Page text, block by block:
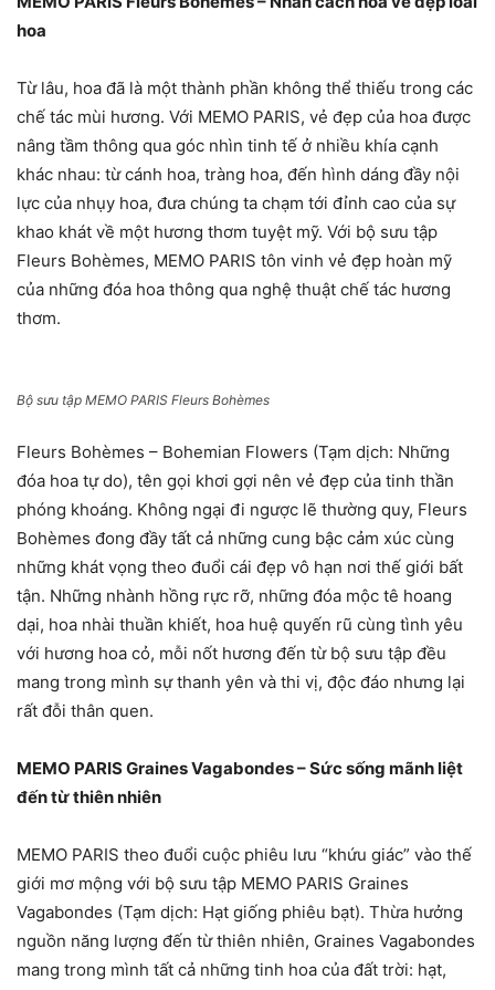
hoa
Từ lâu, hoa đã là một thành phần không thể thiếu trong các
chế tác mùi hương. Với MEMO PARIS, vẻ đẹp của hoa được
nâng tầm thông qua góc nhìn tinh tế ở nhiều khía cạnh
khác nhau: từ cánh hoa, tràng hoa, đến hình dáng đầy nội
lực của nhụy hoa, đưa chúng ta chạm tới đỉnh cao của sự
khao khát về một hương thơm tuyệt mỹ. Với bộ sưu tập
Fleurs Bohèmes, MEMO PARIS tôn vinh vẻ đẹp hoàn mỹ
của những đóa hoa thông qua nghệ thuật chế tác hương
thơm.
Bộ sưu tập MEMO PARIS Fleurs Bohèmes
Fleurs Bohèmes – Bohemian Flowers (Tạm dịch: Những
đóa hoa tự do), tên gọi khơi gợi nên vẻ đẹp của tinh thần
phóng khoáng. Không ngại đi ngược lẽ thường quy, Fleurs
Bohèmes đong đầy tất cả những cung bậc cảm xúc cùng
những khát vọng theo đuổi cái đẹp vô hạn nơi thế giới bất
tận. Những nhành hồng rực rỡ, những đóa mộc tê hoang
dại, hoa nhài thuần khiết, hoa huệ quyến rũ cùng tình yêu
với hương hoa cỏ, mỗi nốt hương đến từ bộ sưu tập đều
mang trong mình sự thanh yên và thi vị, độc đáo nhưng lại
rất đỗi thân quen.
MEMO PARIS Graines Vagabondes – Sức sống mãnh liệt
đến từ thiên nhiên
MEMO PARIS theo đuổi cuộc phiêu lưu “khứu giác” vào thế
giới mơ mộng với bộ sưu tập MEMO PARIS Graines
Vagabondes (Tạm dịch: Hạt giống phiêu bạt). Thừa hưởng
nguồn năng lượng đến từ thiên nhiên, Graines Vagabondes
mang trong mình tất cả những tinh hoa của đất trời: hạt,